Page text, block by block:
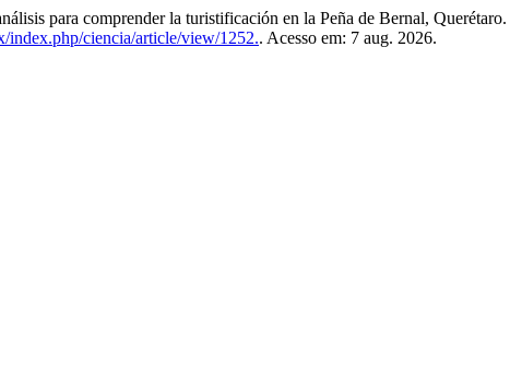
para comprender la turistificación en la Peña de Bernal, Querétaro.
index.php/ciencia/article/view/1252.. Acesso em: 7 aug. 2026.